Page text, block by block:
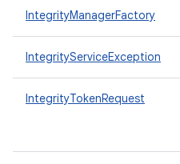
IntegrityManagerFactory
IntegrityServiceException
IntegrityTokenRequest